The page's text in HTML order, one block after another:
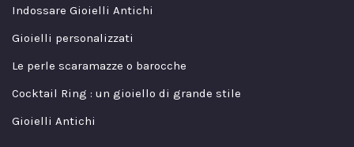
Indossare Gioielli Antichi
Gioielli personalizzati
Le perle scaramazze o barocche
Cocktail Ring : un gioiello di grande stile
Gioielli Antichi